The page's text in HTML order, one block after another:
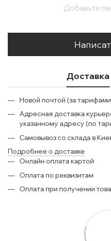
Добавьте
Доставка
Новой почтой (за
Адресная доставка
указанному адресу (по
Самовывоз со склада в
Подробнее о доставке
Онлайн оплата картой
Оплата по реквизитам
Оплата при получении